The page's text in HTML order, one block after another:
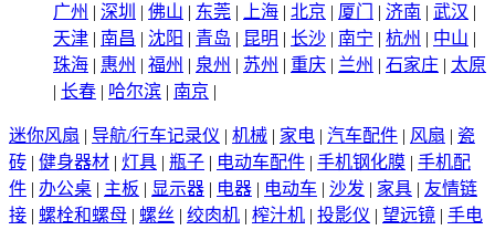
广州 | 深圳 | 佛山 | 东莞 | 上海 | 北京 | 厦门 | 济南 | 武汉 |
天津 | 南昌 | 沈阳 | 青岛 | 昆明 | 长沙 | 南宁 | 杭州 | 中山 |
珠海 | 惠州 | 福州 | 泉州 | 苏州 | 重庆 | 兰州 | 石家庄 | 太原
| 长春 | 哈尔滨 | 南京 |
迷你风扇 | 导航/行车记录仪 | 机械 | 家电 | 汽车配件 | 风扇 | 瓷
砖 | 健身器材 | 灯具 | 瓶子 | 电动车配件 | 手机钢化膜 | 手机配
件 | 办公桌 | 主板 | 显示器 | 电器 | 电动车 | 沙发 | 家具 | 友情链
接 | 螺栓和螺母 | 螺丝 | 绞肉机 | 榨汁机 | 投影仪 | 望远镜 | 手电